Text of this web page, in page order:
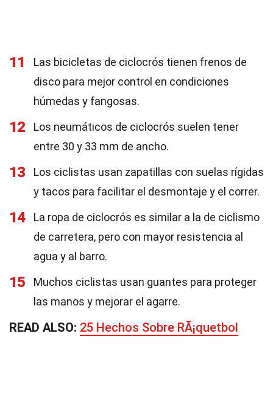
11
Las bicicletas de ciclocrós tienen frenos de
disco para mejor control en condiciones
húmedas y fangosas.
12
Los neumáticos de ciclocrós suelen tener
entre 30 y 33 mm de ancho.
13
Los ciclistas usan zapatillas con suelas rígidas
y tacos para facilitar el desmontaje y el correr.
14
La ropa de ciclocrós es similar a la de ciclismo
de carretera, pero con mayor resistencia al
agua y al barro.
15
Muchos ciclistas usan guantes para proteger
las manos y mejorar el agarre.
READ ALSO: 25 Hechos Sobre RÃ¡quetbol